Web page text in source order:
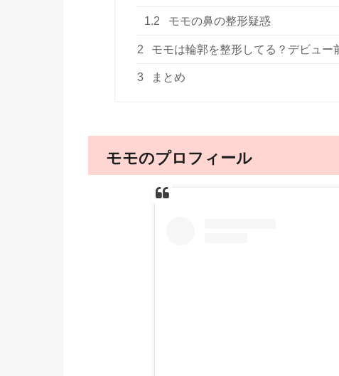
1.2 モモの鼻の整形疑惑
2 モモは輪郭を整形してる？デビュー
3 まとめ
モモのプロフィール